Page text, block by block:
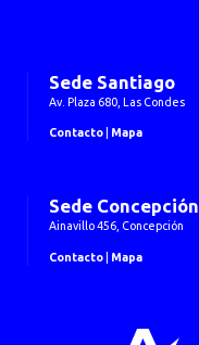
Sede Santiago
Av. Plaza 680, Las Condes
Contacto Mapa
Sede Concepción
Ainavillo 456, Concepción
Contacto Mapa